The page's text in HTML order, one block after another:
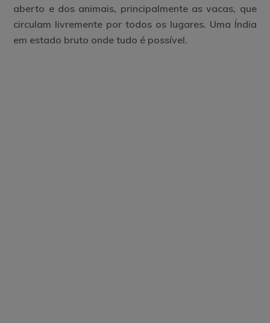
aberto e dos animais, principalmente as vacas, que
circulam livremente por todos os lugares. Uma Índia
em estado bruto onde tudo é possível.